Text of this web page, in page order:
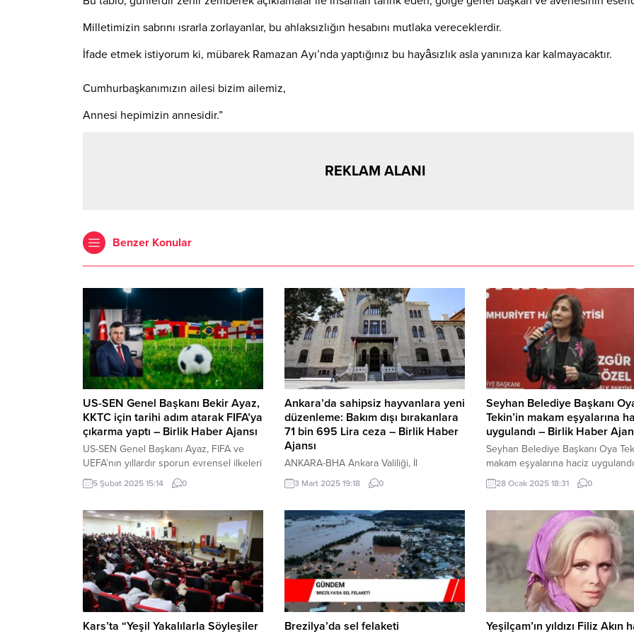
Milletimizin sabrını ısrarla zorlayanlar, bu ahlaksızlığın hesabını mutlaka vereceklerdir.
İfade etmek istiyorum ki, mübarek Ramazan Ayı’nda yaptığınız bu hayâsızlık asla yanınıza kar kalmayacaktır.
Cumhurbaşkanımızın ailesi bizim ailemiz,
Annesi hepimizin annesidir.”
REKLAM ALANI
Benzer Konular
US-SEN Genel Başkanı Bekir Ayaz,
KKTC için tarihi adım atarak FIFA’ya
çıkarma yaptı – Birlik Haber Ajansı
US-SEN Genel Başkanı Ayaz, FIFA ve
UEFA’nın yıllardır sporun evrensel ilkeleri
doğrultusunda tarafsız hareket etmesi
gerektiğini savunmalarına rağmen, bazı
yönetiminde nüfuz sahibi olmasına izin
verdiğini belirtti. Özellikle Fransa ve
Yunanistan’ın FIFA ve UEFA’daki etkisini
eleştiren Ayaz, bu ülkelerin siyasi ve
bürokratik baskılarla Türk futboluna zarar
verdiğini...
5 Şubat 2025 15:14 0
Ankara’da sahipsiz hayvanlara yeni
düzenleme: Bakım dışı bırakanlara
71 bin 695 Lira ceza – Birlik Haber
Ajansı
ANKARA-BHA Ankara Valiliği, İl
Hayvanları Koruma Kurulu’nun 26 Şubat
2025’te yaptığı toplantıda, sahipsiz
düzenlemeye göre, belediyeler
tarafından toplanan sahipsiz köpekler,
rehabilitasyon süreçleri tamamlanmış
olsa dahi bakımevi dışında herhangi bir
alana bırakıldığında 71 bin 695 lira idari
para cezası uygulanacak. Hayvan
Bakımevleri İçin Zorunluluklar İBB...
3 Mart 2025 19:18 0
Seyhan Belediye Başkanı
Tekin’in makam eşyalarına
uygulandı – Birlik Haber
Seyhan Belediye Başkanı Oya
makam eşyalarına haciz uygulandı
Adana’nın Seyhan ilçesinin
Halk Partili Belediye Başkanı Oya
firmalara olan borçlarını
haciz işlemiyle karşılaştı.
müteahhit firmaya olan borçlarını
süredir ödememesi sonucu,
firmalar icra mahkemesine
Mahkeme, borçların ödenmemesi
üzerine icra...
28 Ocak 2025 18:31 0
Kars’ta “Yeşil Yakalılarla Söyleşiler
Brezilya’da sel felaketi
Yeşilçam’ın yıldızı Filiz Akın